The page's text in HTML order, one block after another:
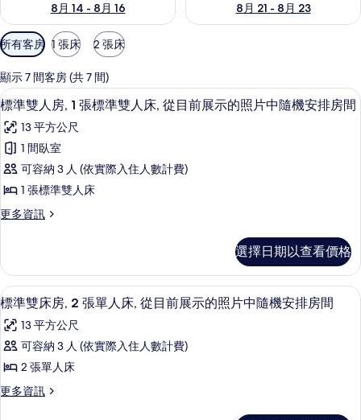
8月 14 - 8月 16
8月 21 - 8月 23
可
用
的
客
房
篩
選
條
所有客房 1 張床 2 張床
顯示 7 間客房 (共 7 間)
顯
示
標
準
雙
房,
張
標
準
雙
人
床,
從
17
標準雙人房, 1 張標準雙人床, 從目前展示的照片中隨機安排房間
13 平方公尺
1 間臥室
可容納 3 人 (依實際入住人數計費)
1 張標準雙人床
更多資訊
更
雙
人
房,
張
標
雙
人
床,
選擇日期以查看價格
顯
示
標
準
床
標準雙床房, 2 張單人床, 從目前展示
10
標準雙床房, 2 張單人床, 從目前展示的照片中隨機安排房間
13 平方公尺
可容納 3 人 (依實際入住人數計費)
2 張單人床
更多資訊
更